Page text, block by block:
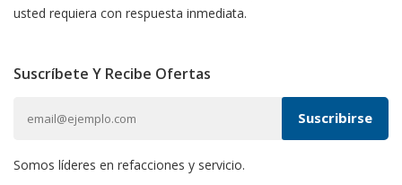
usted requiera con respuesta inmediata.
Suscríbete Y Recibe Ofertas
Somos líderes en refacciones y servicio.